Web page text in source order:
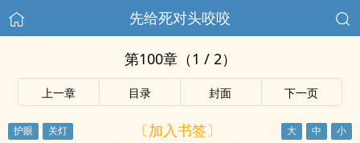
先给死对头咬咬
第100章（1 / 2）
上一章 目录 封面 下一页
〔加入书签〕